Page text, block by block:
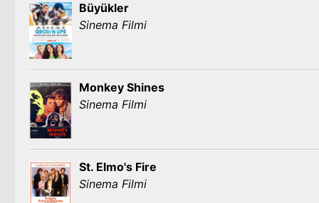
Büyükler
Sinema Filmi
Monkey Shines
Sinema Filmi
St. Elmo's Fire
Sinema Filmi